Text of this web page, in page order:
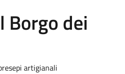
Borgo dei
artigianali